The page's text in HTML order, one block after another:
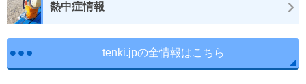
熱中症情報
tenki.jpの全情報はこちら